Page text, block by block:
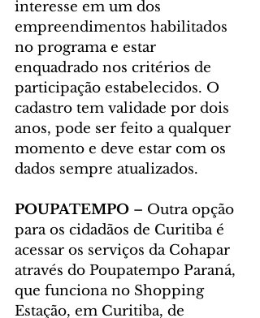
interesse em um dos
empreendimentos habilitados
no programa e estar
enquadrado nos critérios de
participação estabelecidos. O
cadastro tem validade por dois
anos, pode ser feito a qualquer
momento e deve estar com os
dados sempre atualizados.
POUPATEMPO – Outra opção
para os cidadãos de Curitiba é
acessar os serviços da Cohapar
através do Poupatempo Paraná,
que funciona no Shopping
Estação, em Curitiba, de